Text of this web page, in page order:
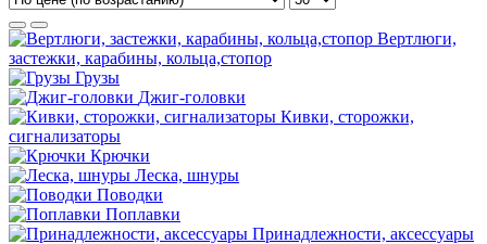
Вертлюги,
застежки, карабины, кольца,стопор
Грузы
Джиг-головки
Кивки, сторожки,
сигнализаторы
Крючки
Леска, шнуры
Поводки
Поплавки
Принадлежности, аксессуары